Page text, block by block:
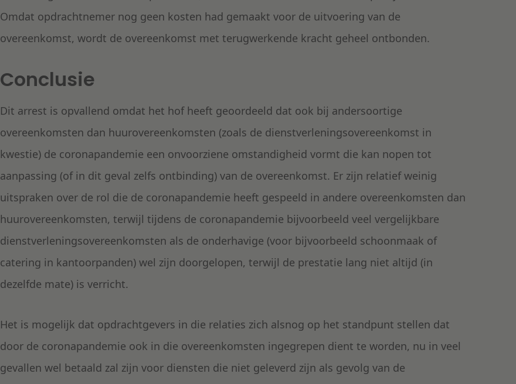
Omdat opdrachtnemer nog geen kosten had gemaakt voor de uitvoering van de
overeenkomst, wordt de overeenkomst met terugwerkende kracht geheel ontbonden.
Conclusie
Dit arrest is opvallend omdat het hof heeft geoordeeld dat ook bij andersoortige
overeenkomsten dan huurovereenkomsten (zoals de dienstverleningsovereenkomst in
kwestie) de coronapandemie een onvoorziene omstandigheid vormt die kan nopen tot
aanpassing (of in dit geval zelfs ontbinding) van de overeenkomst. Er zijn relatief weinig
uitspraken over de rol die de coronapandemie heeft gespeeld in andere overeenkomsten dan
huurovereenkomsten, terwijl tijdens de coronapandemie bijvoorbeeld veel vergelijkbare
dienstverleningsovereenkomsten als de onderhavige (voor bijvoorbeeld schoonmaak of
catering in kantoorpanden) wel zijn doorgelopen, terwijl de prestatie lang niet altijd (in
dezelfde mate) is verricht.
Het is mogelijk dat opdrachtgevers in die relaties zich alsnog op het standpunt stellen dat
door de coronapandemie ook in die overeenkomsten ingegrepen dient te worden, nu in veel
gevallen wel betaald zal zijn voor diensten die niet geleverd zijn als gevolg van de